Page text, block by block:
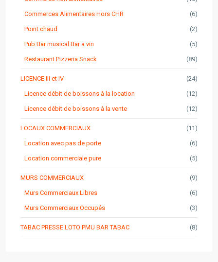
Commerces Alimentaires Hors CHR (6)
Point chaud (2)
Pub Bar musical Bar a vin (5)
Restaurant Pizzeria Snack (89)
LICENCE III et IV (24)
Licence débit de boissons à la location (12)
Licence débit de boissons à la vente (12)
LOCAUX COMMERCIAUX (11)
Location avec pas de porte (6)
Location commerciale pure (5)
MURS COMMERCIAUX (9)
Murs Commerciaux Libres (6)
Murs Commerciaux Occupés (3)
TABAC PRESSE LOTO PMU BAR TABAC (8)